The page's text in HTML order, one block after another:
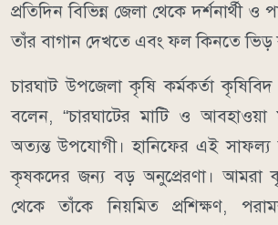
প্রতিদিন বিভিন্ন জেলা থেকে দর্শনার্থী ও
তাঁর বাগান দেখতে এবং ফল কিনতে ভিড়
চারঘাট উপজেলা কৃষি কর্মকর্তা
বলেন, “চারঘাটের মাটি ও আবহাওয়া
অত্যন্ত উপযোগী। হানিফের এই সাফল্য
কৃষকদের জন্য বড় অনুপ্রেরণা। আমরা
থেকে তাঁকে নিয়মিত প্রশিক্ষণ,